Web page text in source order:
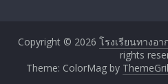
Copyright © 2026 โรงเรียนทางอ
rights
Theme: ColorMag by